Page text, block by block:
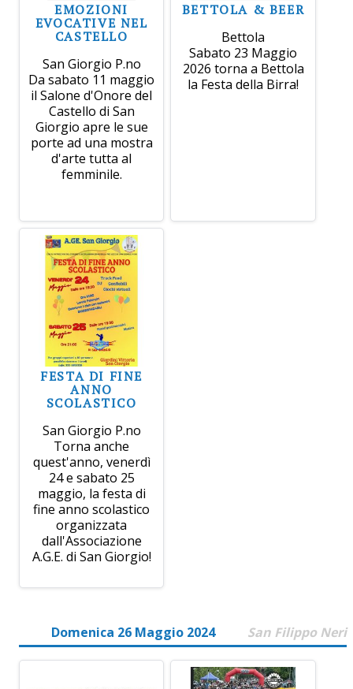
EMOZIONI
EVOCATIVE NEL
CASTELLO
San Giorgio P.no
Da sabato 11 maggio
il Salone d'Onore del
Castello di San
Giorgio apre le sue
porte ad una mostra
d'arte tutta al
femminile.
BETTOLA & BEER
Bettola
Sabato 23 Maggio
2026 torna a Bettola
la Festa della Birra!
FESTA DI FINE
ANNO
SCOLASTICO
San Giorgio P.no
Torna anche
quest'anno, venerdì
24 e sabato 25
maggio, la festa di
fine anno scolastico
organizzata
dall'Associazione
A.G.E. di San Giorgio!
Domenica 26 Maggio 2024 San Filippo Neri